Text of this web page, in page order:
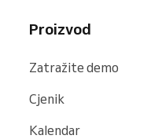
Proizvod
Zatražite demo
Cjenik
Kalendar